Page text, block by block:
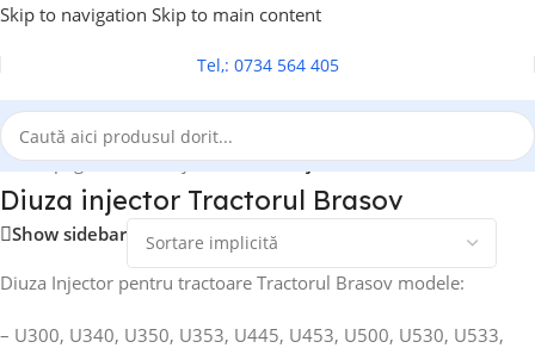
Skip to navigation Skip to main content
Tel,: 0734 564 405
Prima pagină/Diuza injector/Diuza injector Tractorul Brasov
Diuza injector Tractorul Brasov
Show sidebar
Diuza Injector pentru tractoare Tractorul Brasov modele:
– U300, U340, U350, U353, U445, U453, U500, U530, U533,